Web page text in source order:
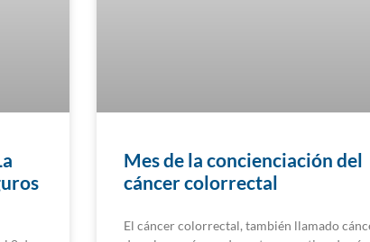
Mes de la concienciación del
cáncer colorrectal
El cáncer colorrectal, también llamado